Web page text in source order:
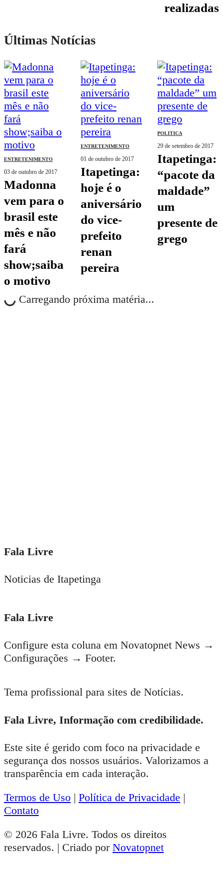
realizadas
Últimas Notícias
ENTRETENIMENTO
03 de outubro de 2017
madonna
vem para o
brasil este
mês e não
fará
show;saiba
o motivo
ENTRETENIMENTO
01 de outubro de 2017
itapetinga:
hoje é o
aniversário
do vice-
prefeito
renan
pereira
POLITICA
29 de setembro de 2017
itapetinga:
“pacote da
maldade”
um
presente de
grego
Carregando próxima matéria...
Fala Livre
Noticias de Itapetinga
Fala Livre
Configure esta coluna em Novatopnet News →
Configurações → Footer.
Tema profissional para sites de Notícias.
Fala Livre, Informação com credibilidade.
Este site é gerido com foco na privacidade e
segurança dos nossos usuários. Valorizamos a
transparência em cada interação.
Termos de Uso | Política de Privacidade |
Contato
© 2026 Fala Livre. Todos os direitos
reservados. | Criado por Novatopnet